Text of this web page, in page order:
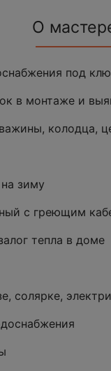
О
под
в монтаже и
колодца,
зиму
с греющим
тепла в доме
солярке,